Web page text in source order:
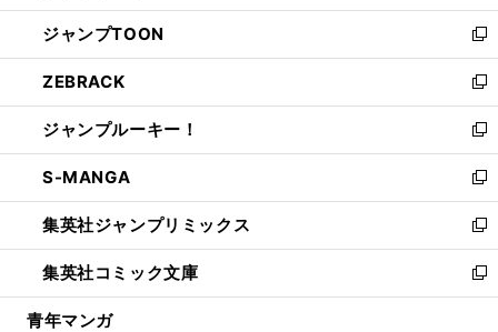
開
く
ウ
で
開
く
ン
ド
ウ
で
開
く
ウ
ィ
ン
ド
ウ
で
開
く
し
い
ウ
ィ
ン
ド
ウ
で
開
く
ジャンプTOON
新
し
い
ウ
ィ
ン
ド
ウ
で
開
く
ZEBRACK
新
し
い
ウ
ィ
ン
ド
ウ
で
開
ジャンプルーキー！
新
し
い
ウ
ィ
ン
ド
ウ
S-MANGA
新
し
い
ウ
ィ
ン
集英社ジャンプリミックス
新
し
い
ウ
集英社コミック文庫
新
し
青年マンガ